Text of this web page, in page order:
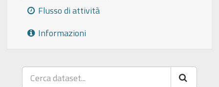
Flusso di attività
Informazioni